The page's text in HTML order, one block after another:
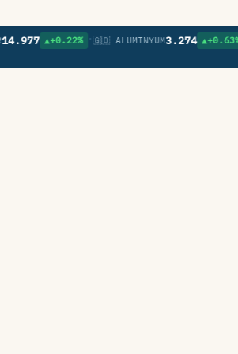
▲+0.22% •🇬🇧 ALÜMINYUM3.274 ▲+0.63% •🇬🇧